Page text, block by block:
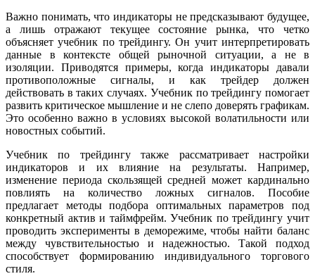
Важно понимать, что индикаторы не предсказывают будущее,
а лишь отражают текущее состояние рынка, что четко
объясняет учебник по трейдингу. Он учит интерпретировать
данные в контексте общей рыночной ситуации, а не в
изоляции. Приводятся примеры, когда индикаторы давали
противоположные сигналы, и как трейдер должен
действовать в таких случаях. Учебник по трейдингу помогает
развить критическое мышление и не слепо доверять графикам.
Это особенно важно в условиях высокой волатильности или
новостных событий.
Учебник по трейдингу также рассматривает настройки
индикаторов и их влияние на результаты. Например,
изменение периода скользящей средней может кардинально
повлиять на количество ложных сигналов. Пособие
предлагает методы подбора оптимальных параметров под
конкретный актив и таймфрейм. Учебник по трейдингу учит
проводить эксперименты в деморежиме, чтобы найти баланс
между чувствительностью и надежностью. Такой подход
способствует формированию индивидуального торгового
стиля.